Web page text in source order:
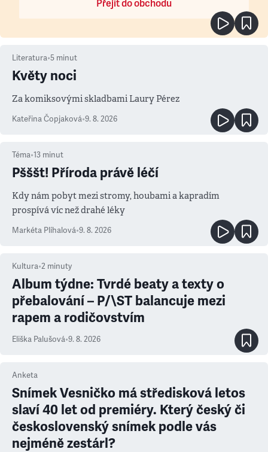
Přejít do obchodu
Literatura•5 minut
Květy noci
Za komiksovými skladbami Laury Pérez
Kateřina Čopjaková•9. 8. 2026
Téma•13 minut
Pšššt! Příroda právě léčí
Kdy nám pobyt mezi stromy, houbami a kapradím
prospívá víc než drahé léky
Markéta Plíhalová•9. 8. 2026
Kultura•2 minuty
Album týdne: Tvrdé beaty a texty o
přebalování – P/\ST balancuje mezi
rapem a rodičovstvím
Eliška Palušová•9. 8. 2026
Anketa
Snímek Vesničko má středisková letos
slaví 40 let od premiéry. Který český či
československý snímek podle vás
nejméně zestárl?